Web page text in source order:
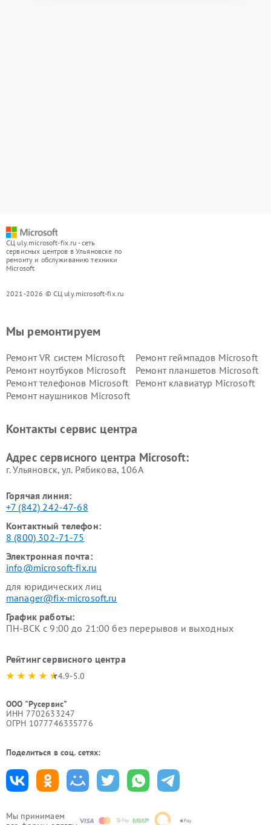
СЦ uly.microsoft-fix.ru - сеть
сервисных центров в Ульяновске по
ремонту и обслуживанию техники
Microsoft
2021-2026 © СЦ uly.microsoft-fix.ru
Мы принимаем
Мы ремонтируем
Ремонт VR систем Microsoft
Ремонт геймпадов Microsoft
Ремонт ноутбуков Microsoft
Ремонт планшетов Microsoft
Ремонт телефонов Microsoft
Ремонт клавиатур Microsoft
Ремонт наушников Microsoft
Контакты сервис центра
Адрес сервисного центра Microsoft:
г. Ульяновск, ул. Рябикова, 106А
Горячая линия:
+7 (842) 242-47-68
Контактный телефон:
8 (800) 302-71-75
Электронная почта:
info@microsoft-fix.ru
для юридических лиц
manager@fix-microsoft.ru
График работы:
ПН-ВСК с 9:00 до 21:00 без перерывов и выходных
Рейтинг сервисного центра
4.9-5.0
ООО "Русервис"
ИНН 7702633247
ОГРН 1077746335776
Поделиться в соц. сетях: